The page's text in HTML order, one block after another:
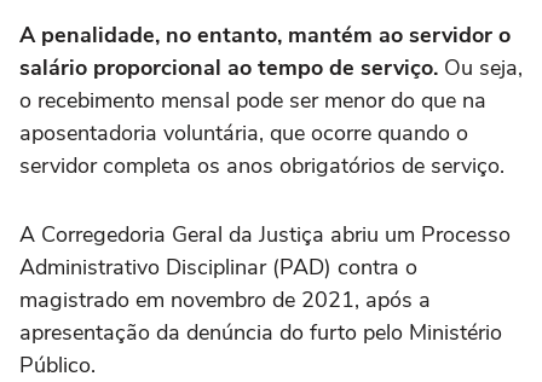
A penalidade, no entanto, mantém ao servidor o
salário proporcional ao tempo de serviço. Ou seja,
o recebimento mensal pode ser menor do que na
aposentadoria voluntária, que ocorre quando o
servidor completa os anos obrigatórios de serviço.
A Corregedoria Geral da Justiça abriu um Processo
Administrativo Disciplinar (PAD) contra o
magistrado em novembro de 2021, após a
apresentação da denúncia do furto pelo Ministério
Público.